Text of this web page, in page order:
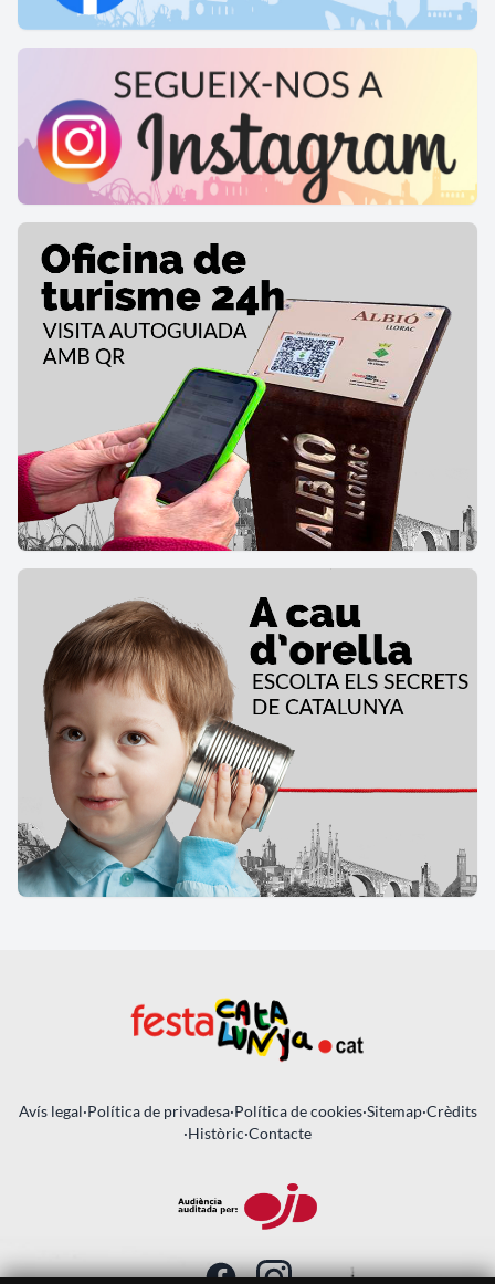
Avís legal·Política de privadesa·Política de cookies·Sitemap·Crèdits
·Històric·Contacte